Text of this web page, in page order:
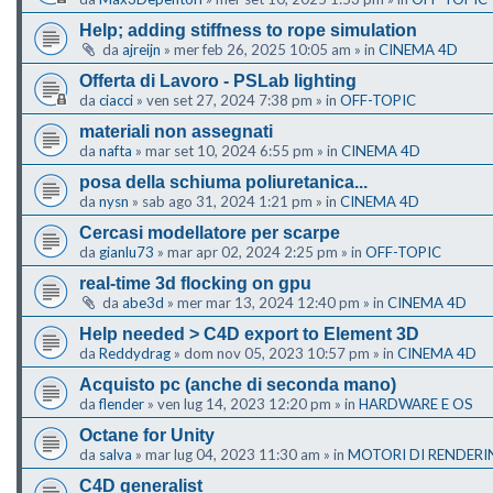
Help; adding stiffness to rope simulation
da ajreijn » mer feb 26, 2025 10:05 am » in CINEMA 4D
Offerta di Lavoro - PSLab lighting
da ciacci » ven set 27, 2024 7:38 pm » in OFF-TOPIC
materiali non assegnati
da nafta » mar set 10, 2024 6:55 pm » in CINEMA 4D
posa della schiuma poliuretanica...
da nysn » sab ago 31, 2024 1:21 pm » in CINEMA 4D
Cercasi modellatore per scarpe
da gianlu73 » mar apr 02, 2024 2:25 pm » in OFF-TOPIC
real-time 3d flocking on gpu
da abe3d » mer mar 13, 2024 12:40 pm » in CINEMA 4D
Help needed > C4D export to Element 3D
da Reddydrag » dom nov 05, 2023 10:57 pm » in CINEMA 4D
Acquisto pc (anche di seconda mano)
daflender » ven lug 14, 2023 12:20 pm » in HARDWARE E OS
Octane for Unity
da salva » mar lug 04, 2023 11:30 am » in MOTORI DI
C4D generalist